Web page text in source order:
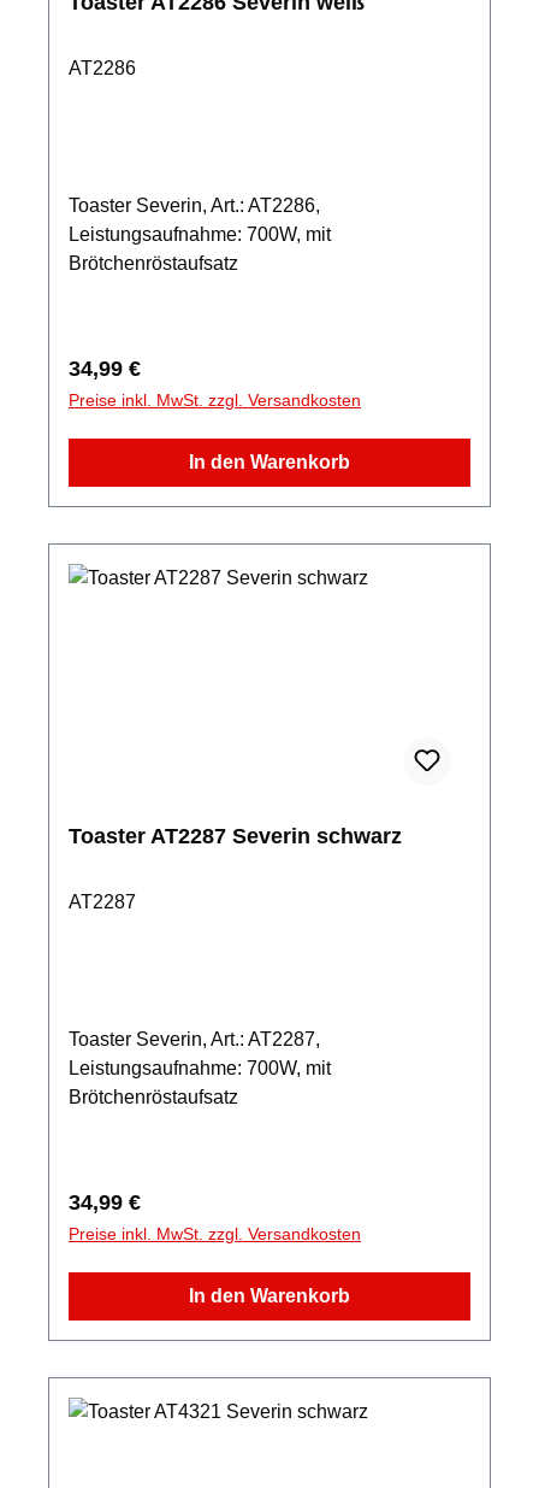
AT2286
Toaster Severin, Art.: AT2286,
Leistungsaufnahme: 700W, mit
Brötchenröstaufsatz
Regulärer Preis:
34,99 €
Preise inkl. MwSt. zzgl. Versandkosten
In den Warenkorb
Toaster AT2287 Severin schwarz
AT2287
Toaster Severin, Art.: AT2287,
Leistungsaufnahme: 700W, mit
Brötchenröstaufsatz
Regulärer Preis:
34,99 €
Preise inkl. MwSt. zzgl. Versandkosten
In den Warenkorb